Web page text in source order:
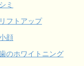
ミ
フトアップ
顔
のホワイトニング